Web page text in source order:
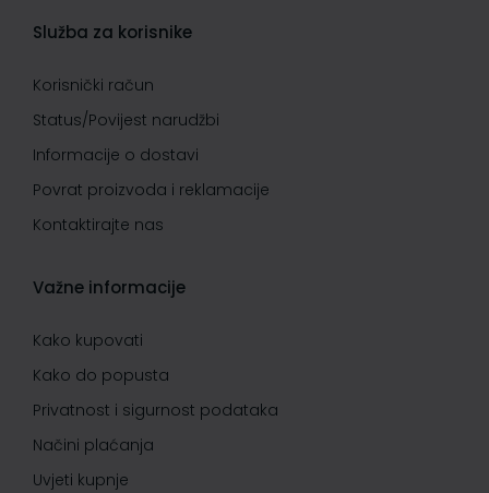
Služba za korisnike
Korisnički račun
Status/Povijest narudžbi
Informacije o dostavi
Povrat proizvoda i reklamacije
Kontaktirajte nas
Važne informacije
Kako kupovati
Kako do popusta
Privatnost i sigurnost podataka
Načini plaćanja
Uvjeti kupnje